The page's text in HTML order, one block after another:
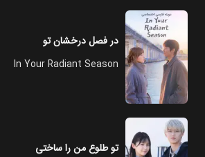
در فصل درخشان تو
In Your Radiant Season
تو طلوع من را ساختی